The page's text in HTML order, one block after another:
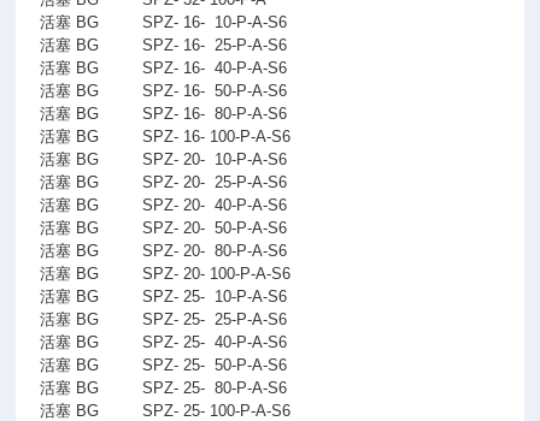
活塞 BG
SPZ- 16- 10-P-A-S6
活塞 BG
SPZ- 16- 25-P-A-S6
活塞 BG
SPZ- 16- 40-P-A-S6
活塞 BG
SPZ- 16- 50-P-A-S6
活塞 BG
SPZ- 16- 80-P-A-S6
活塞 BG
SPZ- 16- 100-P-A-S6
活塞 BG
SPZ- 20- 10-P-A-S6
活塞 BG
SPZ- 20- 25-P-A-S6
活塞 BG
SPZ- 20- 40-P-A-S6
活塞 BG
SPZ- 20- 50-P-A-S6
活塞 BG
SPZ- 20- 80-P-A-S6
活塞 BG
SPZ- 20- 100-P-A-S6
活塞 BG
SPZ- 25- 10-P-A-S6
活塞 BG
SPZ- 25- 25-P-A-S6
活塞 BG
SPZ- 25- 40-P-A-S6
活塞 BG
SPZ- 25- 50-P-A-S6
活塞 BG
SPZ- 25- 80-P-A-S6
活塞 BG
SPZ- 25- 100-P-A-S6